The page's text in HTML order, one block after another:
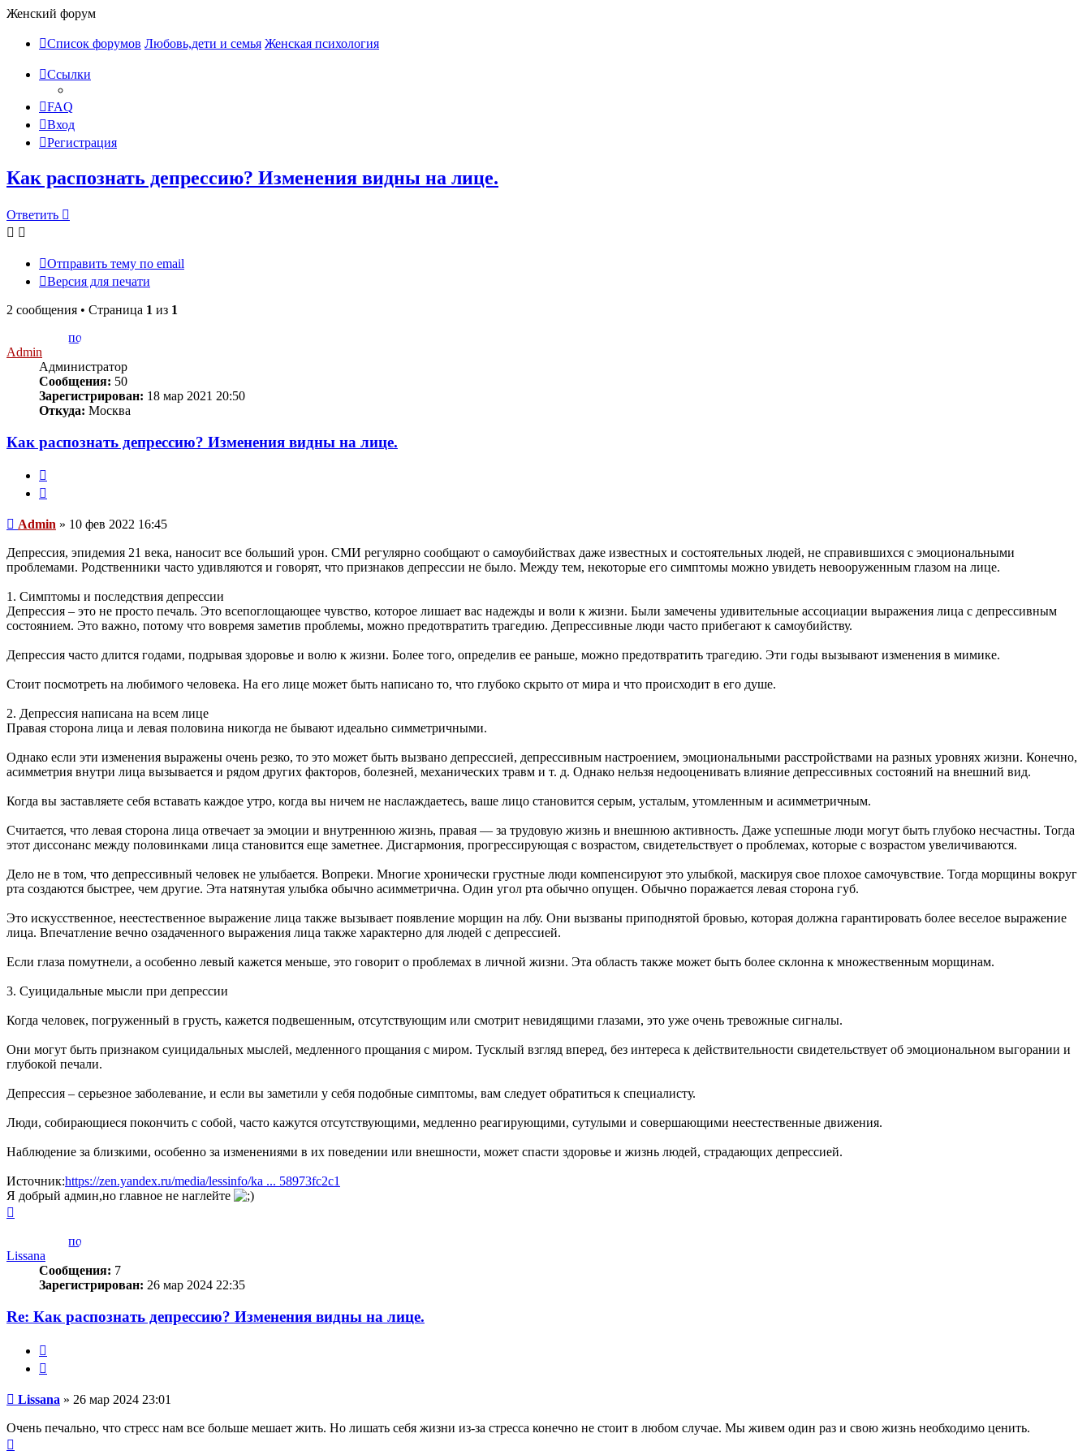
Женский форум
Список форумов Любовь,дети и семья Женская психология
Ссылки
FAQ
Вход
Регистрация
Как распознать депрессию? Изменения видны на лице.
Ответить
Отправить тему по email
Версия для печати
2 сообщения • Страница 1 из 1
Admin
Администратор
Сообщения: 50
Зарегистрирован: 18 мар 2021 20:50
Откуда: Москва
Как распознать депрессию? Изменения видны на лице.
Сообщение
Admin » 10 фев 2022 16:45
Депрессия, эпидемия 21 века, наносит все больший урон. СМИ регулярно сообщают о самоубийствах даже известных и состоятельных людей, не справившихся с эмоциональными
проблемами. Родственники часто удивляются и говорят, что признаков депрессии не было. Между тем, некоторые его симптомы можно увидеть невооруженным глазом на лице.
1. Симптомы и последствия депрессии
Депрессия – это не просто печаль. Это всепоглощающее чувство, которое лишает вас надежды и воли к жизни. Были замечены удивительные ассоциации выражения лица с депрессивным
состоянием. Это важно, потому что вовремя заметив проблемы, можно предотвратить трагедию. Депрессивные люди часто прибегают к самоубийству.
Депрессия часто длится годами, подрывая здоровье и волю к жизни. Более того, определив ее раньше, можно предотвратить трагедию. Эти годы вызывают изменения в мимике.
Стоит посмотреть на любимого человека. На его лице может быть написано то, что глубоко скрыто от мира и что происходит в его душе.
2. Депрессия написана на всем лице
Правая сторона лица и левая половина никогда не бывают идеально симметричными.
Однако если эти изменения выражены очень резко, то это может быть вызвано депрессией, депрессивным настроением, эмоциональными расстройствами на разных уровнях жизни. Конечно,
асимметрия внутри лица вызывается и рядом других факторов, болезней, механических травм и т. д. Однако нельзя недооценивать влияние депрессивных состояний на внешний вид.
Когда вы заставляете себя вставать каждое утро, когда вы ничем не наслаждаетесь, ваше лицо становится серым, усталым, утомленным и асимметричным.
Считается, что левая сторона лица отвечает за эмоции и внутреннюю жизнь, правая — за трудовую жизнь и внешнюю активность. Даже успешные люди могут быть глубоко несчастны. Тогда
этот диссонанс между половинками лица становится еще заметнее. Дисгармония, прогрессирующая с возрастом, свидетельствует о проблемах, которые с возрастом увеличиваются.
Дело не в том, что депрессивный человек не улыбается. Вопреки. Многие хронически грустные люди компенсируют это улыбкой, маскируя свое плохое самочувствие. Тогда морщины вокруг
рта создаются быстрее, чем другие. Эта натянутая улыбка обычно асимметрична. Один угол рта обычно опущен. Обычно поражается левая сторона губ.
Это искусственное, неестественное выражение лица также вызывает появление морщин на лбу. Они вызваны приподнятой бровью, которая должна гарантировать более веселое выражение
лица. Впечатление вечно озадаченного выражения лица также характерно для людей с депрессией.
Если глаза помутнели, а особенно левый кажется меньше, это говорит о проблемах в личной жизни. Эта область также может быть более склонна к множественным морщинам.
3. Суицидальные мысли при депрессии
Когда человек, погруженный в грусть, кажется подвешенным, отсутствующим или смотрит невидящими глазами, это уже очень тревожные сигналы.
Они могут быть признаком суицидальных мыслей, медленного прощания с миром. Тусклый взгляд вперед, без интереса к действительности свидетельствует об эмоциональном выгорании и
глубокой печали.
Депрессия – серьезное заболевание, и если вы заметили у себя подобные симптомы, вам следует обратиться к специалисту.
Люди, собирающиеся покончить с собой, часто кажутся отсутствующими, медленно реагирующими, сутулыми и совершающими неестественные движения.
Наблюдение за близкими, особенно за изменениями в их поведении или внешности, может спасти здоровье и жизнь людей, страдающих депрессией.
Источник:https://zen.yandex.ru/media/lessinfo/ka ... 58973fc2c1
Я добрый админ,но главное не наглейте
Lissana
Сообщения: 7
Зарегистрирован: 26 мар 2024 22:35
Re: Как распознать депрессию? Изменения видны на лице.
Сообщение
Lissana » 26 мар 2024 23:01
Очень печально, что стресс нам все больше мешает жить. Но лишать себя жизни из-за стресса конечно не стоит в любом случае. Мы живем один раз и свою жизнь необходимо ценить.